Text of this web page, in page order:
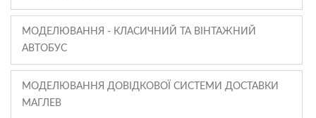
МОДЕЛЮВАННЯ - КЛАСИЧНИЙ ТА ВІНТАЖНИЙ
АВТОБУС
МОДЕЛЮВАННЯ ДОВІДКОВОЇ СИСТЕМИ ДОСТАВКИ
МАГЛЕВ